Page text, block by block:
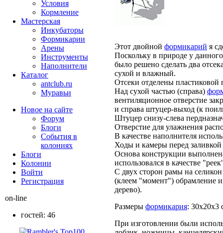
Этот двойной формикарий я
Поскольку в природе у
было решено сделать два
сухой и влажный.
Отсеки отделены пластиковой
Над сухой частью (справа)
вентиляционное отверстие
и справа штуцер-выход (к
Штуцер снизу-слева
Отверстие для улажнения
В качестве наполнителя
Ходы и камеры перед
Основа конструкции
использовался в качестве
С двух сторон рамы на
(клеем "момент") обрамление
дерево).
Размеры формикария: 30х20х3
При изготовлении были
Условия
Кормление
Мастерская
Инкубаторы
Формикарии
Арены
Инструменты
Наполнители
Каталог
antclub.ru
Муравьи
Новое на сайте
Форум
Блоги
События в
колониях
Блоги
Колонии
Войти
Peгиcтpaция
on-line
гостей: 46